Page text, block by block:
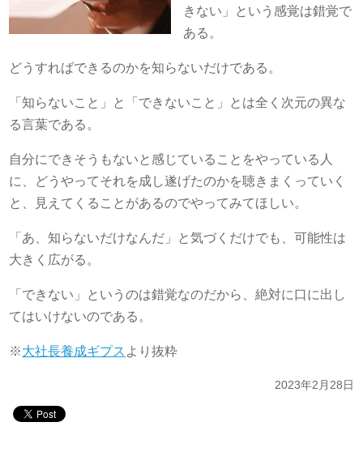
きない」という感覚は錯覚で
ある。
どうすればできるのかを知らないだけである。
「知らないこと」と「できないこと」とは全く次元の異な
る言葉である。
自分にできそうもないと感じていることをやっている人
に、どうやってそれを成し遂げたのかを聴きまくっていく
と、見えてくることがあるのでやってみてほしい。
「あ、知らないだけなんだ」と気づくだけでも、可能性は
大きく広がる。
「できない」というのは錯覚なのだから、絶対に口に出し
てはいけないのである。
※大社長養成ギプス より抜粋
2023年2月28日